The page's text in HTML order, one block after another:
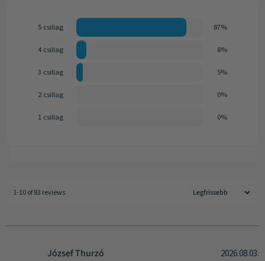
5 csillag 87%
4 csillag 8%
3 csillag 5%
2 csillag 0%
1 csillag 0%
1-10 of 83 reviews
József Thurzó 2026.08.03.